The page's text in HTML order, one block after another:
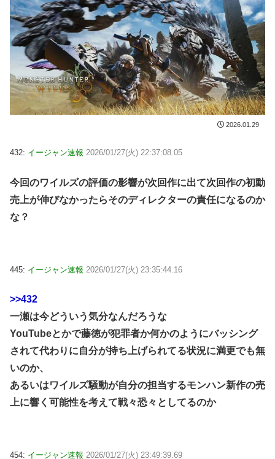
2026.01.29
432: イージャン速報 2026/01/27(火) 22:37:08.05
今回のワイルズの評価の影響が次回作に出て次回作の初動
売上が伸びなかったらそのディレクターの責任になるのか
な？
445: イージャン速報 2026/01/27(火) 23:35:44.16
>>432
一瀬は今どういう気分なんだろうな
YouTubeとかで藤徳が犯罪者か何かのようにバッシング
されて代わりに自分が持ち上げられてる状況に満更でも無
いのか、
あるいはワイルズ騒動が自分の担当するモンハン新作の売
上に響く可能性を考えて戦々恐々としてるのか
454: イージャン速報 2026/01/27(火) 23:49:39.69